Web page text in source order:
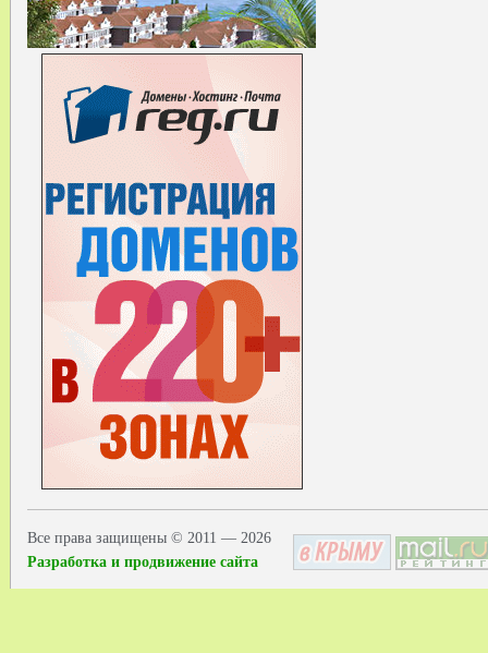
Все права защищены © 2011 — 2026
Разработка и продвижение сайта